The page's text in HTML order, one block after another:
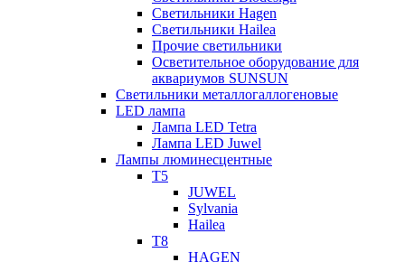
Светильники Hagen
Светильники Hailea
Прочие светильники
Осветительное оборудование для
аквариумов SUNSUN
Светильники металлогаллогеновые
LED лампа
Лампа LED Tetra
Лампа LED Juwel
Лампы люминесцентные
T5
JUWEL
Sylvania
Hailea
T8
HAGEN